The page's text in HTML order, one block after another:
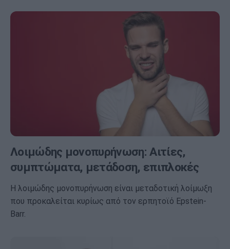
Λοιμώδης μονοπυρήνωση: Αιτίες,
συμπτώματα, μετάδοση, επιπλοκές
Η λοιμώδης μονοπυρήνωση είναι μεταδοτική λοίμωξη
που προκαλείται κυρίως από τον ερπητοϊό Epstein-
Barr.